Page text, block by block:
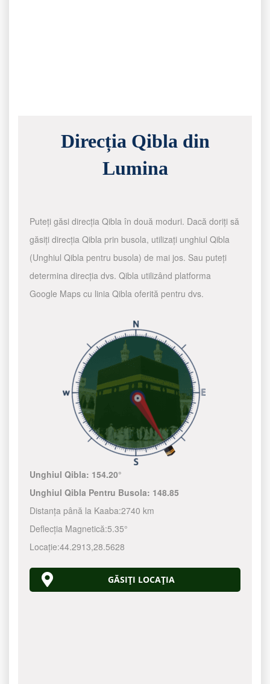
Direcția Qibla din
Lumina
Puteți găsi direcția Qibla în două moduri. Dacă doriți să
găsiți direcția Qibla prin busola, utilizați unghiul Qibla
(Unghiul Qibla pentru busola) de mai jos. Sau puteți
determina direcția dvs. Qibla utilizând platforma
Google Maps cu linia Qibla oferită pentru dvs.
Unghiul Qibla: 154.20°
Unghiul Qibla Pentru Busola: 148.85
Distanța până la Kaaba:2740 km
Deflecția Magnetică:5.35°
Locație:44.2913,28.5628
GĂSIȚI LOCAȚIA